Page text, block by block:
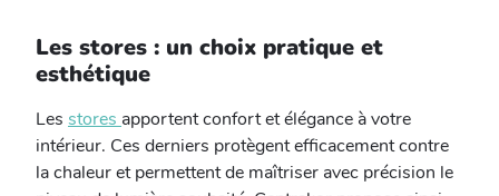
Les stores : un choix pratique et
esthétique
Les stores apportent confort et élégance à votre
intérieur. Ces derniers protègent efficacement contre
la chaleur et permettent de maîtriser avec précision le